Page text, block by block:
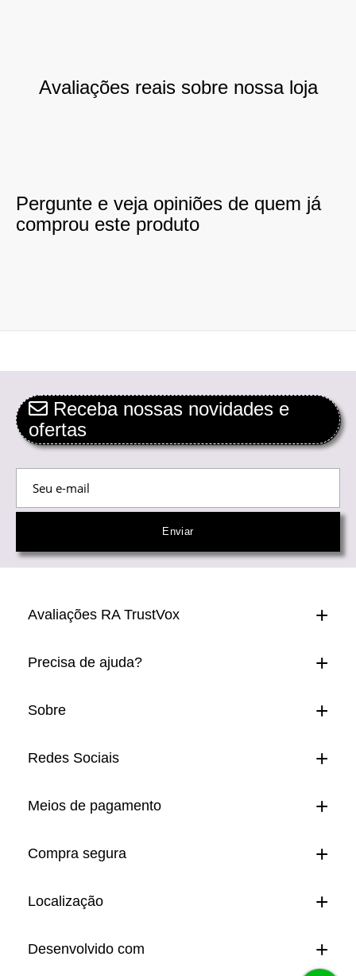
Avaliações reais sobre nossa loja
Pergunte e veja opiniões de quem já
comprou este produto
Receba nossas novidades e
ofertas
Avaliações RA TrustVox
Precisa de ajuda?
Sobre
Redes Sociais
Meios de pagamento
Compra segura
Localização
Desenvolvido com